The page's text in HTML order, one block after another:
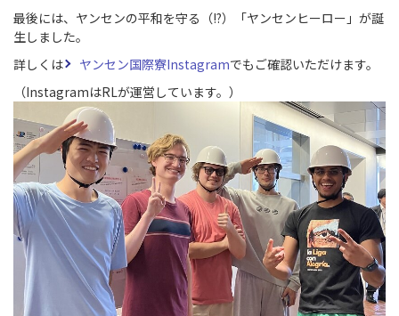
最後には、ヤンセンの平和を守る（!?）「ヤンセンヒーロー」が誕
生しました。
詳しくは
ヤンセン国際寮Instagramでもご確認いただけます。
（InstagramはRLが運営しています。 ）